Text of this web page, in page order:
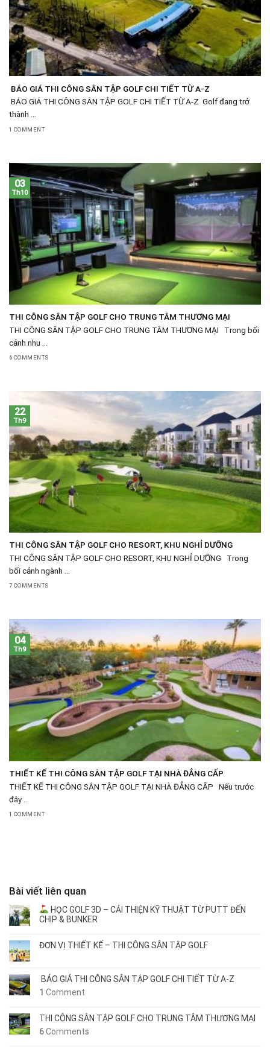
BÁO GIÁ THI CÔNG SÂN TẬP GOLF CHI TIẾT TỪ A-Z
BÁO GIÁ THI CÔNG SÂN TẬP GOLF CHI TIẾT TỪ A-Z Golf đang trở
thành ...
1 COMMENT
THI CÔNG SÂN TẬP GOLF CHO TRUNG TÂM THƯƠNG MẠI
THI CÔNG SÂN TẬP GOLF CHO TRUNG TÂM THƯƠNG MẠI Trong bối
cảnh nhu ...
6 COMMENTS
03
Th10
THI CÔNG SÂN TẬP GOLF CHO RESORT, KHU NGHỈ DƯỠNG
THI CÔNG SÂN TẬP GOLF CHO RESORT, KHU NGHỈ DƯỠNG Trong
bối cảnh ngành ...
7 COMMENTS
22
Th9
THIẾT KẾ THI CÔNG SÂN TẬP GOLF TẠI NHÀ ĐẲNG CẤP
THIẾT KẾ THI CÔNG SÂN TẬP GOLF TẠI NHÀ ĐẲNG CẤP Nếu trước
đây ...
1 COMMENT
04
Th9
Bài viết liên quan
HỌC GOLF 3D – CẢI THIỆN KỸ THUẬT TỪ PUTT ĐẾN
CHIP & BUNKER
ĐƠN VỊ THIẾT KẾ – THI CÔNG SÂN TẬP GOLF
BÁO GIÁ THI CÔNG SÂN TẬP GOLF CHI TIẾT TỪ A-Z
1 Comment
THI CÔNG SÂN TẬP GOLF CHO TRUNG TÂM THƯƠNG MẠI
6Comments